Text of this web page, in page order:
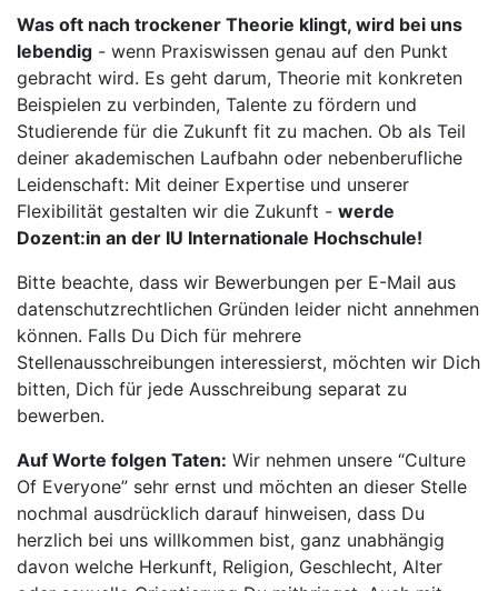
Was oft nach trockener Theorie klingt, wird bei uns
lebendig - wenn Praxiswissen genau auf den Punkt
gebracht wird. Es geht darum, Theorie mit konkreten
Beispielen zu verbinden, Talente zu fördern und
Studierende für die Zukunft fit zu machen. Ob als Teil
deiner akademischen Laufbahn oder nebenberufliche
Leidenschaft: Mit deiner Expertise und unserer
Flexibilität gestalten wir die Zukunft - werde
Dozent:in an der IU Internationale Hochschule!
Bitte beachte, dass wir Bewerbungen per E-Mail aus
datenschutzrechtlichen Gründen leider nicht annehmen
können. Falls Du Dich für mehrere
Stellenausschreibungen interessierst, möchten wir Dich
bitten, Dich für jede Ausschreibung separat zu
bewerben.
Auf Worte folgen Taten: Wir nehmen unsere “Culture
Of Everyone” sehr ernst und möchten an dieser Stelle
nochmal ausdrücklich darauf hinweisen, dass Du
herzlich bei uns willkommen bist, ganz unabhängig
davon welche Herkunft, Religion, Geschlecht, Alter